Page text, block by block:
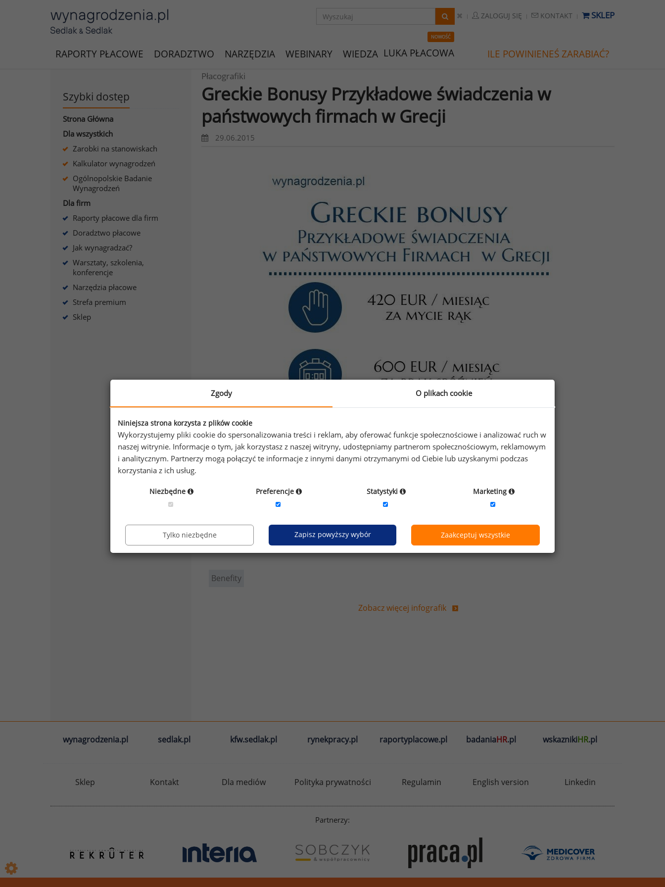
ZALOGUJ SIĘ KONTAKT SKLEP
RAPORTY PŁACOWE DORADZTWO NARZĘDZIA WEBINARY WIEDZA
NOWOŚĆ
LUKA PŁACOWA ILE POWINIENEŚ ZARABIAĆ?
Szybki dostęp
Strona Główna
Dla wszystkich
Zarobki na stanowiskach
Kalkulator wynagrodzeń
Ogólnopolskie Badanie
Wynagrodzeń
Dla firm
Raporty płacowe dla firm
Doradztwo płacowe
Jak wynagradzać?
Warsztaty, szkolenia,
konferencje
Narzędzia płacowe
Strefa premium
Sklep
Płacografiki
Greckie Bonusy Przykładowe świadczenia w
państwowych firmach w Grecji
29.06.2015
Benefity
Zobacz więcej infografik
wynagrodzenia.pl sedlak.pl kfw.sedlak.pl rynekpracy.pl raportyplacowe.pl badaniaHR.pl wskaznikiHR.pl
Sklep Kontakt Dla mediów Polityka prywatności Regulamin English version Linkedin
Partnerzy:
Zgody O plikach cookie
Niniejsza strona korzysta z plików cookie
Wykorzystujemy pliki cookie do spersonalizowania treści i reklam, aby oferować funkcje społecznościowe i analizować ruch w
naszej witrynie. Informacje o tym, jak korzystasz z naszej witryny, udostępniamy partnerom społecznościowym, reklamowym
i analitycznym. Partnerzy mogą połączyć te informacje z innymi danymi otrzymanymi od Ciebie lub uzyskanymi podczas
korzystania z ich usług.
Niezbędne Preferencje Statystyki Marketing
Tylko niezbędne Zapisz powyższy wybór Zaakceptuj wszystkie